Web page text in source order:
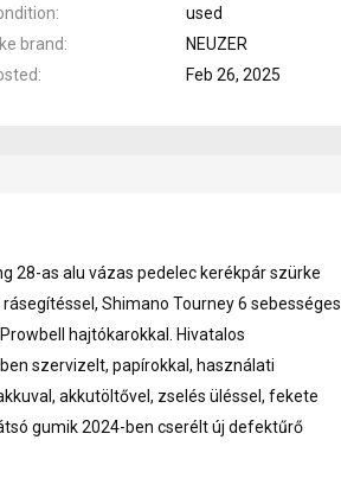
used
brand
NEUZER
Feb 26, 2025
28-as alu vázas pedelec kerékpár szürke
Shimano Tourney 6 sebességes
hajtókarokkal. Hivatalos
szervizelt, papírokkal, használati
akkutöltővel, zselés üléssel, fekete
gumik 2024-ben cserélt új defektűrő